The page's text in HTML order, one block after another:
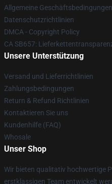
Allgemeine Geschäftsbedingungen
Datenschutzrichtlinien
DMCA - Copyright Policy
CA SB657:
Unsere Unterstützung
Versand und Lieferrichtlinien
Zahlungsbedingungen
Return & Refund Richtlinien
Kontaktieren Sie uns
Kundenhilfe (FAQ)
Whosale
Unser Shop
Wir bieten qualitativ hochwertige
erstklassigen Team entwickelt